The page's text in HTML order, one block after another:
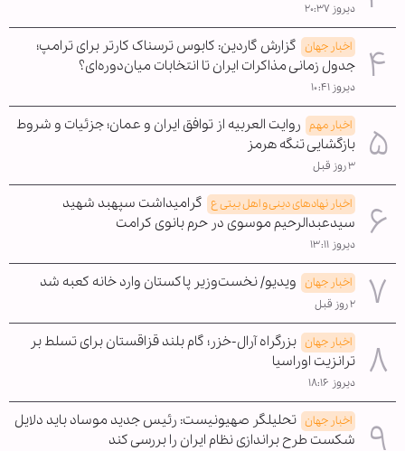
دیروز ۲۰:۳۷
اخبار جهان گزارش گاردین: کابوس ترسناک کارتر برای ترامپ؛
جدول زمانی مذاکرات ایران تا انتخابات میان‌دوره‌ای؟
دیروز ۱۰:۴۱
اخبار مهم روایت العربیه از توافق ایران و عمان؛ جزئیات و شروط
بازگشایی تنگه هرمز
۳ روز قبل
اخبار نهادهای دینی و اهل بیتی ع گرامیداشت سپهبد شهید
سیدعبدالرحیم موسوی در حرم بانوی کرامت
دیروز ۱۳:۱۱
اخبار جهان ویدیو/ نخست‌وزیر پاکستان وارد خانه کعبه شد
۲ روز قبل
اخبار جهان بزرگراه آرال-خزر؛ گام بلند قزاقستان برای تسلط بر
ترانزیت اوراسیا
دیروز ۱۸:۱۶
اخبار جهان تحلیلگر صهیونیست: رئیس جدید موساد باید دلایل
شکست طرح براندازی نظام ایران را بررسی کند